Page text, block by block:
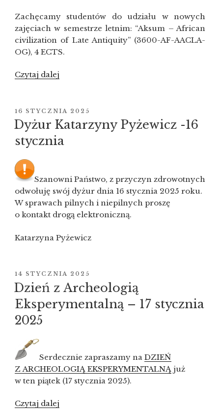
Zachęcamy studentów do udziału w nowych
zajęciach w semestrze letnim: “Aksum – African
civilization of Late Antiquity” (3600-AF-AACLA-
OG), 4 ECTS.
Czytaj dalej
–
“Aksum
African
Late
Antiquity””
OPUBLIKOWANE
W
16 STYCZNIA 2025
Dyżur Katarzyny Pyżewicz -16
stycznia
Szanowni Państwo, z przyczyn zdrowotnych
odwołuję swój dyżur dnia 16 stycznia 2025 roku.
W sprawach pilnych i niepilnych proszę
o kontakt drogą elektroniczną.
Katarzyna Pyżewicz
OPUBLIKOWANE
W
14 STYCZNIA 2025
Dzień z Archeologią
Eksperymentalną – 17 stycznia
2025
Serdecznie zapraszamy na DZIEŃ
Z ARCHEOLOGIĄ EKSPERYMENTALNĄ już
w ten piątek (17 stycznia 2025).
Czytaj dalej